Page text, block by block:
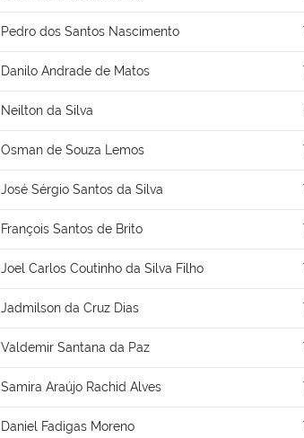
Pedro dos Santos Nascimento
Danilo Andrade de Matos
Neilton da Silva
Osman de Souza Lemos
José Sérgio Santos da Silva
François Santos de Brito
Joel Carlos Coutinho da Silva Filho
Jadmilson da Cruz Dias
Valdemir Santana da Paz
Samira Araújo Rachid Alves
Daniel Fadigas Moreno